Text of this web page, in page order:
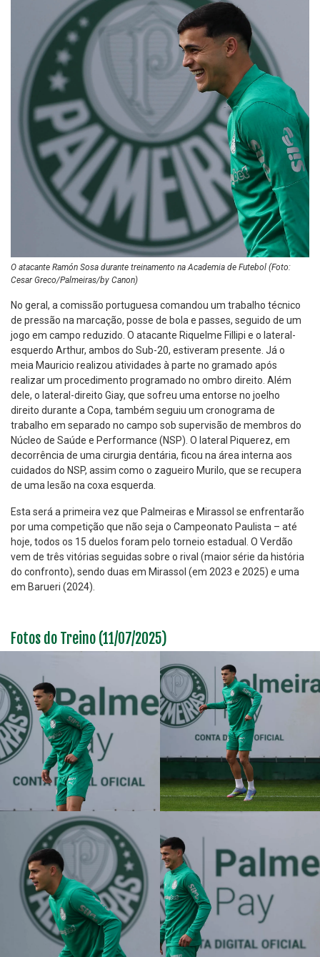
O atacante Ramón Sosa durante treinamento na Academia de Futebol (Foto:
Cesar Greco/Palmeiras/by Canon)
No geral, a comissão portuguesa comandou um trabalho técnico
de pressão na marcação, posse de bola e passes, seguido de um
jogo em campo reduzido. O atacante Riquelme Fillipi e o lateral-
esquerdo Arthur, ambos do Sub-20, estiveram presente. Já o
meia Mauricio realizou atividades à parte no gramado após
realizar um procedimento programado no ombro direito. Além
dele, o lateral-direito Giay, que sofreu uma entorse no joelho
direito durante a Copa, também seguiu um cronograma de
trabalho em separado no campo sob supervisão de membros do
Núcleo de Saúde e Performance (NSP). O lateral Piquerez, em
decorrência de uma cirurgia dentária, ficou na área interna aos
cuidados do NSP, assim como o zagueiro Murilo, que se recupera
de uma lesão na coxa esquerda.
Esta será a primeira vez que Palmeiras e Mirassol se enfrentarão
por uma competição que não seja o Campeonato Paulista – até
hoje, todos os 15 duelos foram pelo torneio estadual. O Verdão
vem de três vitórias seguidas sobre o rival (maior série da história
do confronto), sendo duas em Mirassol (em 2023 e 2025) e uma
em Barueri (2024).
Fotos do Treino (11/07/2025)